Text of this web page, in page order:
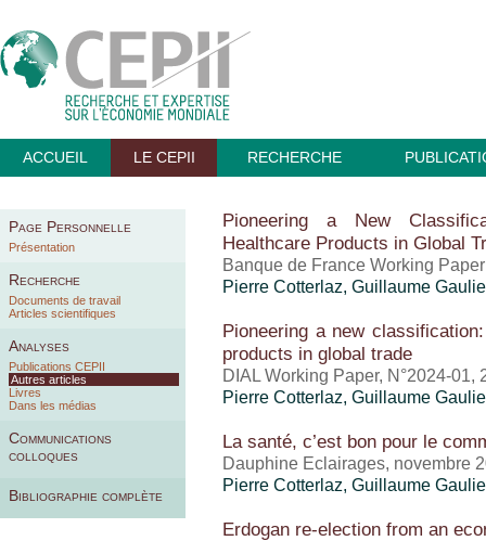
ACCUEIL LE CEPII RECHERCHE
Page Personnelle
Présentation
Recherche
Documents de travail
Articles scientifiques
Analyses
Publications CEPII
Autres articles
Livres
Dans les médias
Communications
colloques
Bibliographie complète
Pioneering a New
Healthcare Products in Global
Banque de France Working
Pierre Cotterlaz, Guillaume
Pioneering a new
products in global trade
DIAL Working Paper, N°2024-01,
Pierre Cotterlaz, Guillaume
La santé, c’est bon pour le
Dauphine Eclairages, novembre
Pierre Cotterlaz, Guillaume
Erdogan re-election from an